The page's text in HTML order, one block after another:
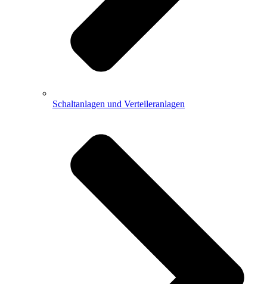
Schaltanlagen und Verteileranlagen